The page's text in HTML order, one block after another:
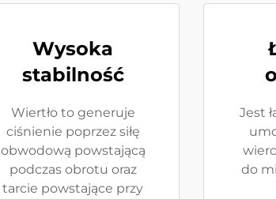
Wysoka
stabilność
Wiertło to generuje
ciśnienie poprzez siłę
obwodową powstającą
podczas obrotu oraz
tarcie powstające przy
Jest
do